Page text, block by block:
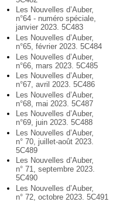
Les Nouvelles d’Auber,
n°64 - numéro spéciale,
janvier 2023. 5C483
Les Nouvelles d’Auber,
n°65, février 2023. 5C484
Les Nouvelles d’Auber,
n°66, mars 2023. 5C485
Les Nouvelles d’Auber,
n°67, avril 2023. 5C486
Les Nouvelles d’Auber,
n°68, mai 2023. 5C487
Les Nouvelles d’Auber,
n°69, juin 2023. 5C488
Les Nouvelles d’Auber,
n° 70, juillet-août 2023.
5C489
Les Nouvelles d’Auber,
n° 71, septembre 2023.
5C490
Les Nouvelles d’Auber,
n° 72, octobre 2023. 5C491